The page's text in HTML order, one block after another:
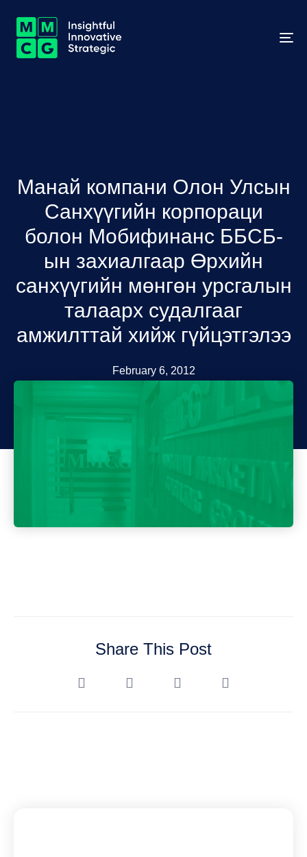
Манай компани Олон Улсын
Санхүүгийн корпораци
болон Мобифинанс ББСБ-
ын захиалгаар Өрхийн
санхүүгийн мөнгөн урсгалын
талаарх судалгааг
амжилттай хийж гүйцэтгэлээ
February 6, 2012
Share This Post